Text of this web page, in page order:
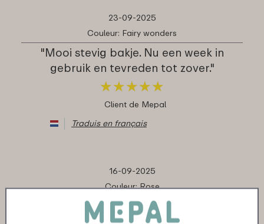
23-09-2025
Couleur: Fairy wonders
"Mooi stevig bakje. Nu een week in
gebruik en tevreden tot zover."
★★★★★
★★★★★
Client de Mepal
Traduis en français
16-09-2025
Couleur: Rose
"Lekvrije fruitdoos. De kleindochter is
superconsent met haar roze fruitdoos"